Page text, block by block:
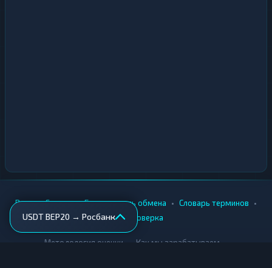
USDT BEP20 → Росбанк
Вики • Города • Безопасность обмена • Словарь терминов •
AML-проверка
Методология оценки Как мы зарабатываем